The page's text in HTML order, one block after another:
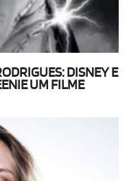
DISNEY E
UM FILME